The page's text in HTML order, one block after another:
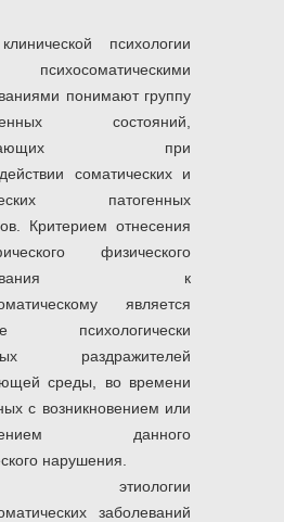
психологии
понимают группу
состояний,
при
соматических и
патогенных
Критерием отнесения
физического
к
является
психологически
раздражителей
среды, во времени
с возникновением или
данного
нарушения.
этиологии
заболеваний